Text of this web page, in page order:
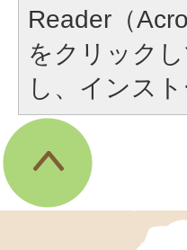
Reader（
をクリック
し、インス